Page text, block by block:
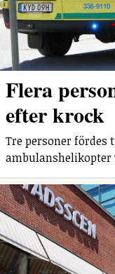
Flera
efter krock
Tre personer fördes
ambulanshelikopter